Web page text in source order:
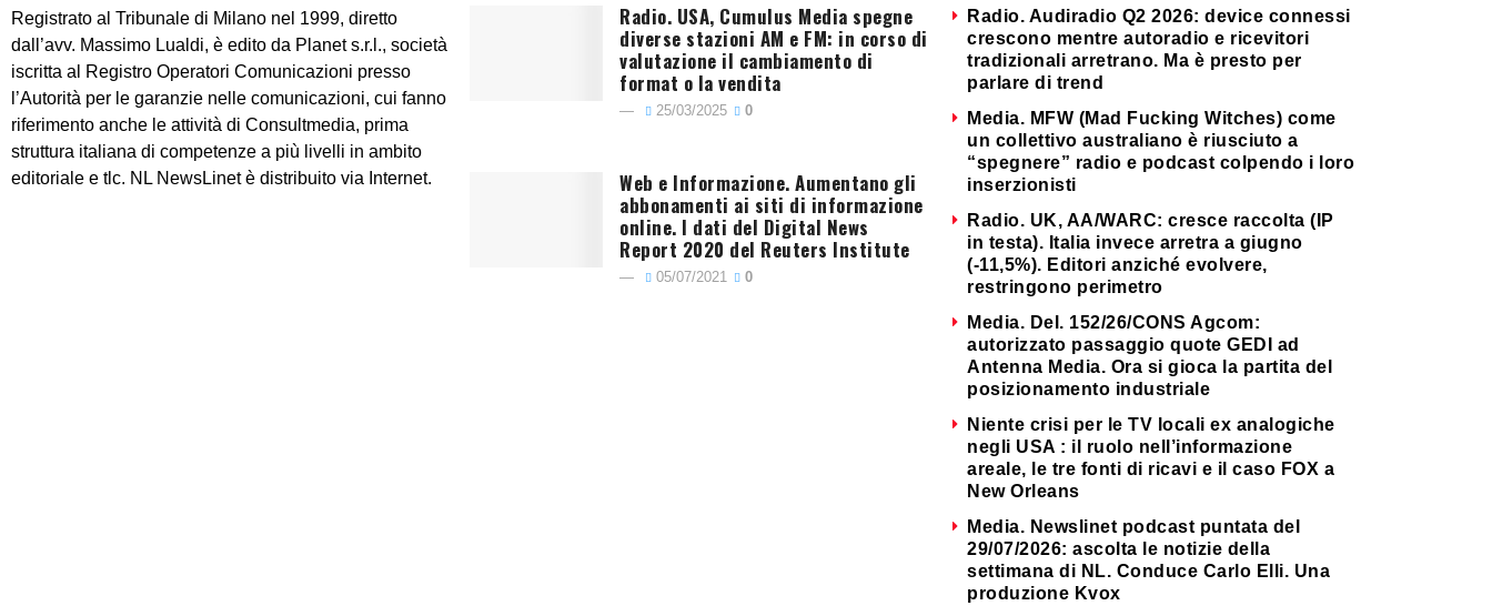
Registrato al Tribunale di Milano nel 1999, diretto
dall’avv. Massimo Lualdi, è edito da Planet s.r.l., società
iscritta al Registro Operatori Comunicazioni presso
l’Autorità per le garanzie nelle comunicazioni, cui fanno
riferimento anche le attività di Consultmedia, prima
struttura italiana di competenze a più livelli in ambito
editoriale e tlc. NL NewsLinet è distribuito via Internet.
Radio. USA, Cumulus Media spegne
diverse stazioni AM e FM: in corso di
valutazione il cambiamento di
format o la vendita
25/03/2025 0
Web e Informazione. Aumentano gli
abbonamenti ai siti di informazione
online. I dati del Digital News
Report 2020 del Reuters Institute
05/07/2021 0
Radio. Audiradio Q2 2026: device connessi
crescono mentre autoradio e ricevitori
tradizionali arretrano. Ma è presto per
parlare di trend
Media. MFW (Mad Fucking Witches) come
un collettivo australiano è riusciuto a
“spegnere” radio e podcast colpendo i loro
inserzionisti
Radio. UK, AA/WARC: cresce raccolta (IP
in testa). Italia invece arretra a giugno
(-11,5%). Editori anziché evolvere,
restringono perimetro
Media. Del. 152/26/CONS Agcom:
autorizzato passaggio quote GEDI ad
Antenna Media. Ora si gioca la partita del
posizionamento industriale
Niente crisi per le TV locali ex analogiche
negli USA : il ruolo nell’informazione
areale, le tre fonti di ricavi e il caso FOX a
New Orleans
Media. Newslinet podcast puntata del
29/07/2026: ascolta le notizie della
settimana di NL. Conduce Carlo Elli. Una
produzione Kvox